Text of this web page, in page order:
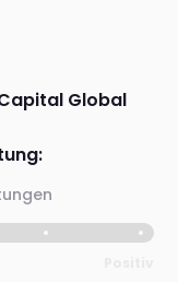
Global